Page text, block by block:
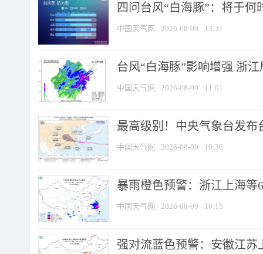
四问台风“白海豚”：将于
中国天气网 2026-08-09 13:21
台风“白海豚”影响增强 浙
中国天气网 2026-08-09 11:01
最高级别！中央气象台发布
中国天气网 2026-08-09 10:36
暴雨橙色预警：浙江上海等
中国天气网 2026-08-09 10:15
强对流蓝色预警：安徽江苏